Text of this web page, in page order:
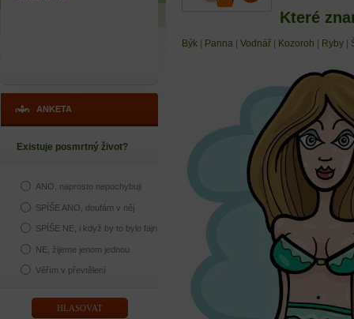
ANKETA
Existuje posmrtný život?
ANO, naprosto nepochybuji
SPÍŠE ANO, doufám v něj
SPÍŠE NE, i když by to bylo fajn
NE, žijeme jenom jednou
Věřím v převtělení
Které
Býk Panna Vodnář Kozoroh Ryby